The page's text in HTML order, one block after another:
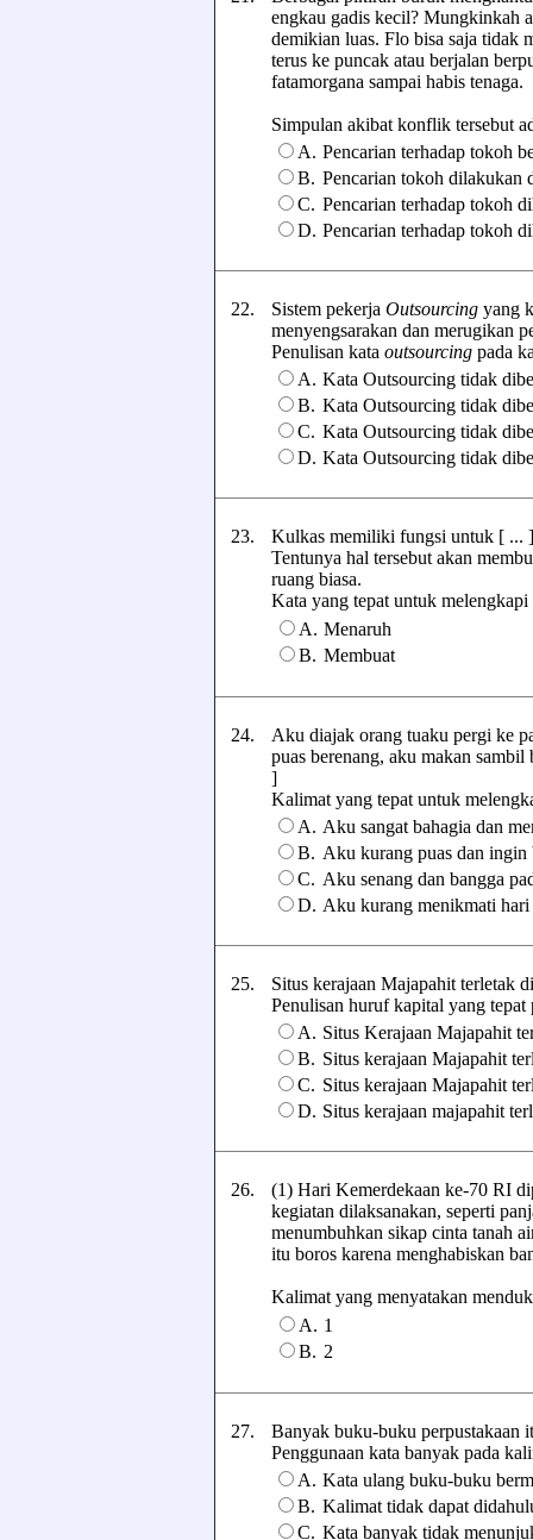
engkau gadis kecil? Mungkinkah
demikian luas. Flo bisa saja tidak
terus ke puncak atau berjalan
fatamorgana sampai habis tenaga.
Simpulan akibat konflik tersebut
A. Pencarian terhadap tokoh
B. Pencarian tokoh dilakukan
C. Pencarian terhadap tokoh
D. Pencarian terhadap tokoh
22. Sistem pekerja Outsourcing yang
menyengsarakan dan merugikan
Penulisan kata outsourcing pada
A. Kata Outsourcing tidak
B. Kata Outsourcing tidak
C. Kata Outsourcing tidak
D. Kata Outsourcing tidak
23.
Kulkas memiliki fungsi untuk [ ...
Tentunya hal tersebut akan
ruang biasa.
Kata yang tepat untuk melengkapi
A. Menaruh
B. Membuat
24.
Aku diajak orang tuaku pergi ke
puas berenang, aku makan
]
Kalimat yang tepat untuk
A. Aku sangat bahagia dan
B. Aku kurang puas dan
C. Aku senang dan bangga
D. Aku kurang menikmati
25.
Situs kerajaan Majapahit terletak
Penulisan huruf kapital yang tepat
A. Situs Kerajaan Majapahit
B. Situs kerajaan Majapahit
C. Situs kerajaan Majapahit
D. Situs kerajaan majapahit
26.
(1) Hari Kemerdekaan ke-70 RI
kegiatan dilaksanakan, seperti
menumbuhkan sikap cinta tanah
itu boros karena menghabiskan
Kalimat yang menyatakan
A. 1
B. 2
27.
Banyak buku-buku perpustakaan
Penggunaan kata banyak pada
A. Kata ulang buku-buku
B. Kalimat tidak dapat
C. Kata banyak tidak